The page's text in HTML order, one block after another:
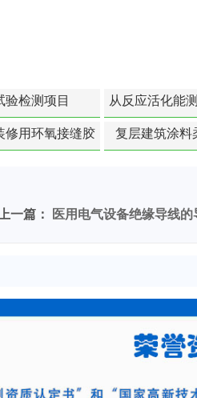
验检测项目
从反应活化能
化寿命预测
修用环氧接缝胶
复层建筑涂料
上一篇： 医用电气设备绝缘导线的